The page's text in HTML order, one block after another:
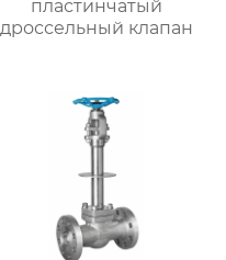
пластинчатый
дроссельный клапан